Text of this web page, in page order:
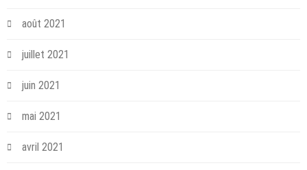
août 2021
juillet 2021
juin 2021
mai 2021
avril 2021